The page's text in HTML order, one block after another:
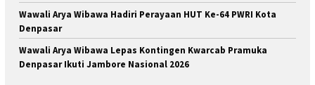
Wawali Arya Wibawa Hadiri Perayaan HUT Ke-64 PWRI Kota
Denpasar
Wawali Arya Wibawa Lepas Kontingen Kwarcab Pramuka
Denpasar Ikuti Jambore Nasional 2026